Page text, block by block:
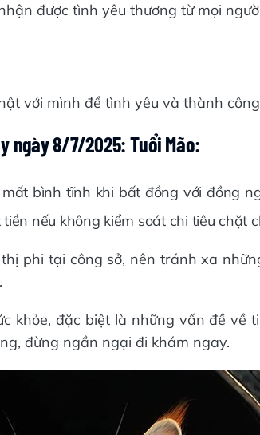
được tình yêu thương từ mọi
với mình để tình yêu và thành
ngày 8/7/2025: Tuổi Mão:
bình tĩnh khi bất đồng với đồng
nếu không kiểm soát chi tiêu chặt
phi tại công sở, nên tránh xa
khỏe, đặc biệt là những vấn đề về
đừng ngần ngại đi khám ngay.